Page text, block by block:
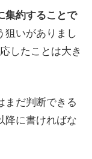
集約することで
狙いがありまし
したことは大き
まだ判断できる
降に書ければな